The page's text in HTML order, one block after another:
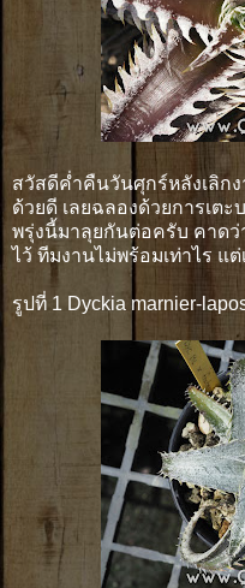
สวัสดีค่ำคืนวันศุกร์หลังเลิกง
ด้วยดี เลยฉลองด้วยการเต
พรุ่งนี้มาลุยกันต่อครับ คาดว่
ไว้ ทีมงานไม่พร้อมเท่าไร แ
รูปที่ 1 Dyckia marnier-